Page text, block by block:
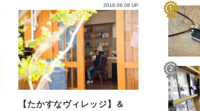
2018.06.08 UP
【たかすなヴィレッジ】＆